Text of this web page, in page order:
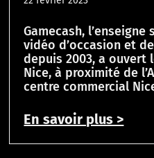
Gamecash,
vidéo d’occasion et
depuis 2003, a ouvert
Nice, à proximité de
centre commercial
En savoir plus >